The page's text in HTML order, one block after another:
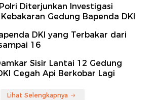
Diterjunkan Investigasi
Gedung Bapenda DKI
DKI yang Terbakar dari
16
Sisir Lantai 12 Gedung
Cegah Api Berkobar Lagi
Lihat Selengkapnya